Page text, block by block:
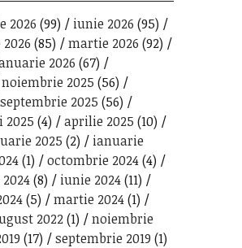
2026 (99) iunie 2026 (95)
(85) martie 2026 (92)
2026 (67)
noiembrie 2025 (56)
septembrie 2025 (56)
2025 (4) aprilie 2025 (10)
2025 (2)
ianuarie
(1) octombrie 2024(4)
(8) iunie 2024(11)
(5) martie 2024(1)
2022(1)
noiembrie
(17) septembrie 2019 (1)